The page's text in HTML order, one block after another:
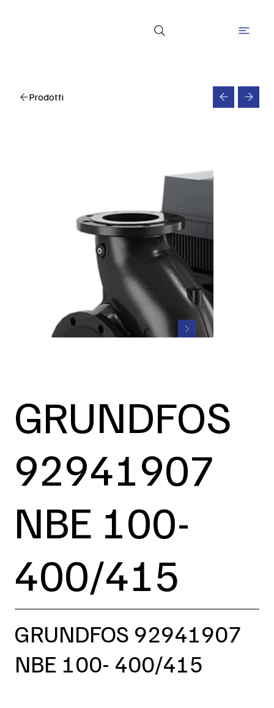
Prodotti
GRUNDFOS
92941907
NBE 100-
400/415
GRUNDFOS 92941907
NBE 100- 400/415